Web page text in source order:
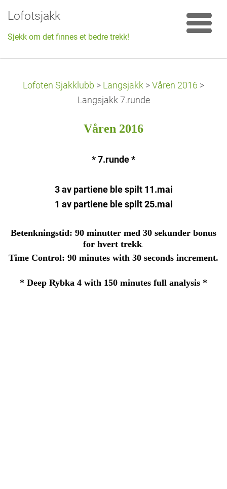
Lofotsjakk
Sjekk om det finnes et bedre trekk!
Lofoten Sjakklubb > Langsjakk > Våren 2016 >
Langsjakk 7.runde
Våren 2016
* 7.runde *
3 av partiene ble spilt 11.mai
1 av partiene ble spilt 25.mai
Betenkningstid: 90 minutter med 30 sekunder bonus
for hvert trekk.
Time Control: 90 minutes with 30 seconds increment.
* Deep Rybka 4 with 150 minutes full analysis *